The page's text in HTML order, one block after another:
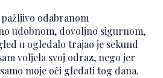
odabranom
udobnom, dovoljno sigurnom,
u ogledalo trajao je sekund
voljela svoj odraz, nego jer
moje oči gledati tog dana.